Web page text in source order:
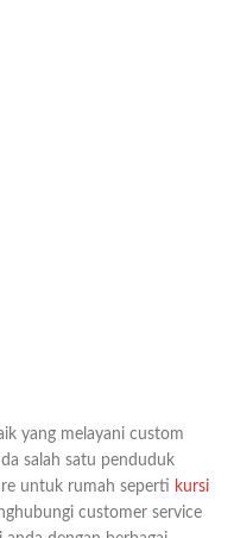
yang melayani custom
salah satu penduduk
untuk rumah seperti kursi
customer service